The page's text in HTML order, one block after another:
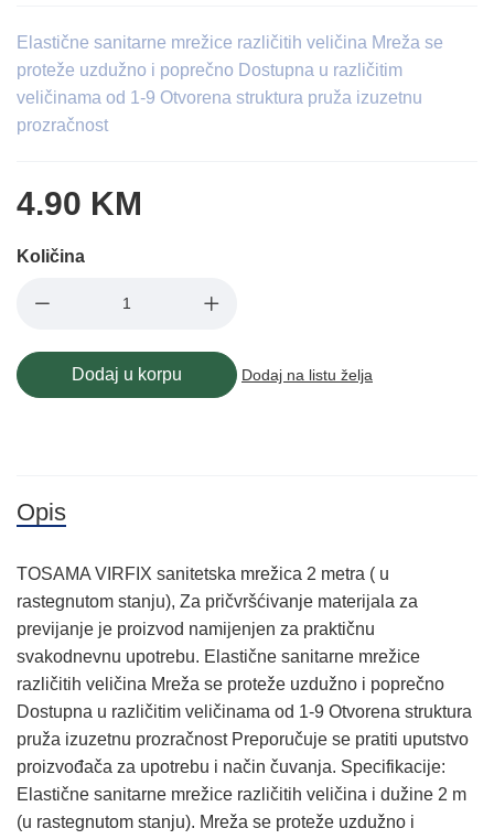
Elastične sanitarne mrežice različitih veličina Mreža se
proteže uzdužno i poprečno Dostupna u različitim
veličinama od 1-9 Otvorena struktura pruža izuzetnu
prozračnost
4.90 KM
Količina
Dodaj u korpu Dodaj na listu želja
Opis
TOSAMA VIRFIX sanitetska mrežica 2 metra ( u
rastegnutom stanju), Za pričvršćivanje materijala za
previjanje je proizvod namijenjen za praktičnu
svakodnevnu upotrebu. Elastične sanitarne mrežice
različitih veličina Mreža se proteže uzdužno i poprečno
Dostupna u različitim veličinama od 1-9 Otvorena struktura
pruža izuzetnu prozračnost Preporučuje se pratiti uputstvo
proizvođača za upotrebu i način čuvanja. Specifikacije:
Elastične sanitarne mrežice različitih veličina i dužine 2 m
(u rastegnutom stanju). Mreža se proteže uzdužno i